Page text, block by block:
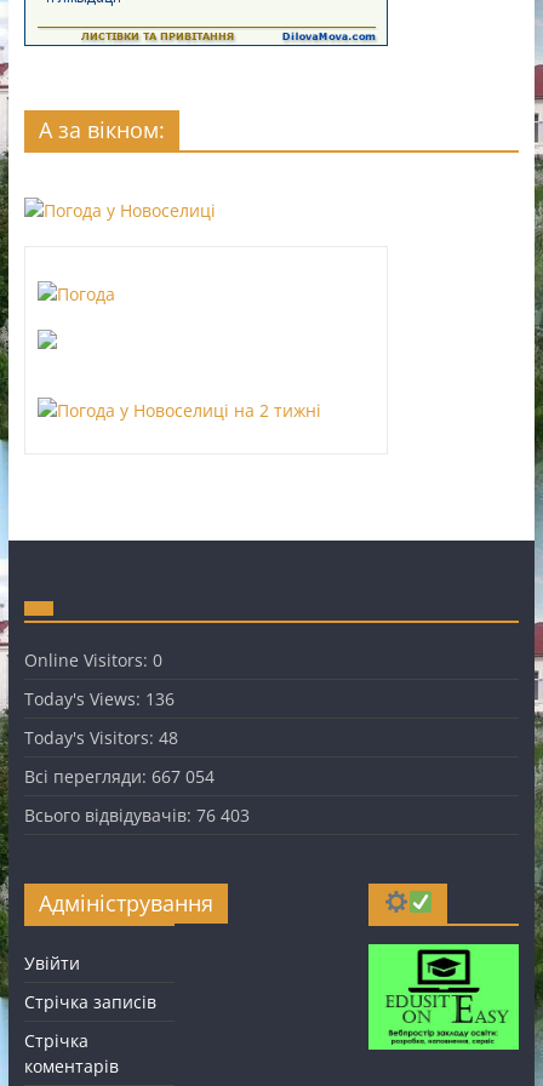
А за вікном:
Online Visitors: 0
Today's Views: 136
Today's Visitors: 48
Всі перегляди: 667 054
Всього відвідувачів: 76 403
Адміністрування
Увійти
Стрічка записів
Стрічка
коментарів